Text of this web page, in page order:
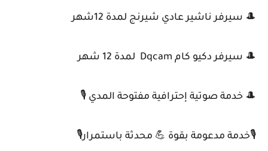
🎩 سيرفر ناشير عادي شيرنج لمدة 12شهر
🎩 سيرفر دكيو كام Dqcam لمدة 12 شهر
🎩 خدمة صوتية إحترافية مفتوحة المدي 🎙
🎙خدمة مدعومة بقوة 💪 محدثة باستمرار🎙